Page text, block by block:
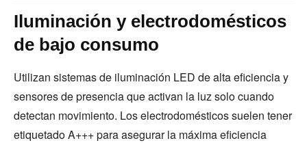
Iluminación y electrodomésticos
de bajo consumo
Utilizan sistemas de iluminación LED de alta eficiencia y
sensores de presencia que activan la luz solo cuando
detectan movimiento. Los electrodomésticos suelen tener
etiquetado A+++ para asegurar la máxima eficiencia